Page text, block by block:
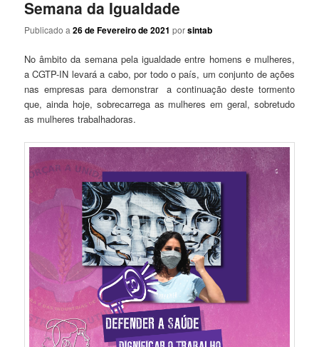
Semana da Igualdade
Publicado a26 de Fevereiro de 2021 porsintab
No âmbito da semana pela igualdade entre homens e mulheres,
a CGTP-IN levará a cabo, por todo o país, um conjunto de ações
nas empresas para demonstrar a continuação deste tormento
que, ainda hoje, sobrecarrega as mulheres em geral, sobretudo
as mulheres trabalhadoras.